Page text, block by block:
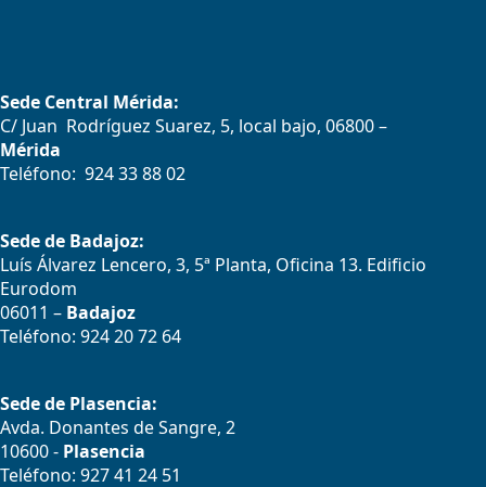
Sede Central Mérida:
C/ Juan Rodríguez Suarez, 5, local bajo, 06800 –
Mérida
Teléfono: 924 33 88 02
Sede de Badajoz:
Luís Álvarez Lencero, 3, 5ª Planta, Oficina 13. Edificio
Eurodom
06011 – Badajoz
Teléfono: 924 20 72 64
Sede de Plasencia:
Avda. Donantes de Sangre, 2
10600 - Plasencia
Teléfono: 927 41 24 51